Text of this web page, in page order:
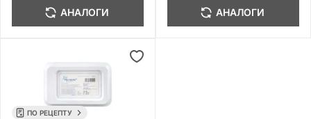
АНАЛОГИ АНАЛОГИ
ПО РЕЦЕПТУ